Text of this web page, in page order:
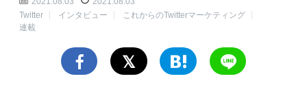
Twitter
インタビュー
これからのTwitterマーケティング
連載